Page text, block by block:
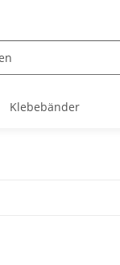
Klebebänder